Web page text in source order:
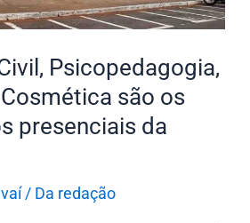
Psicopedagogia,
são os
presenciais da
/ Da redação